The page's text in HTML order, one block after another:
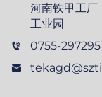
河南铁甲工厂
工业园
0755-